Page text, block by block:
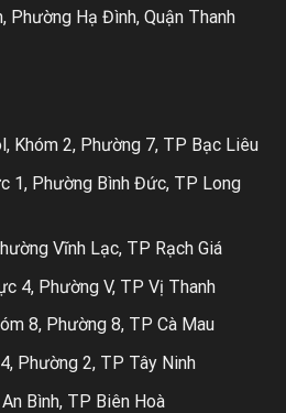
Phường Hạ Đình, Quận Thanh
Khóm 2, Phường 7, TP Bạc Liêu
1, Phường Bình Đức, TP Long
Vĩnh Lạc, TP Rạch Giá
4, Phường V, TP Vị Thanh
8, Phường 8, TP Cà Mau
Phường 2, TP Tây Ninh
Bình, TP Biên Hoà